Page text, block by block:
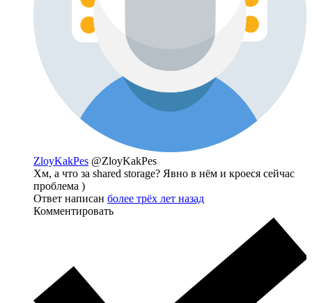
ZloyKakPes @ZloyKakPes
Хм, а что за shared storage? Явно в нём и кроеся сейчас
проблема )
Ответ написан более трёх лет назад
Комментировать